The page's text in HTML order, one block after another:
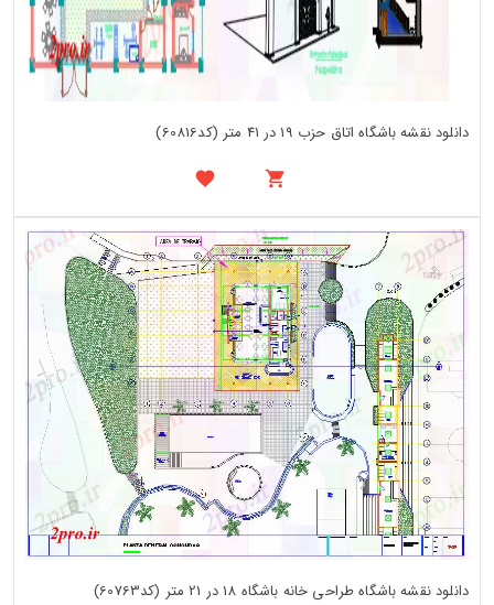
دانلود نقشه باشگاه اتاق حزب 19 در 41 متر (کد60816)
دانلود نقشه باشگاه طراحی خانه باشگاه 18 در 21 متر (کد60763)